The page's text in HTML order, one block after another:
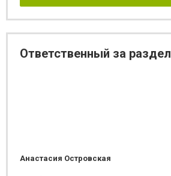
Ответственный за раздел
Анастасия Островская